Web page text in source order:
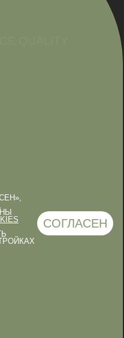
СОГЛАСЕН
QUALITY